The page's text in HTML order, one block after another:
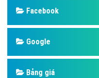
Facebook
Google
Bảng giá